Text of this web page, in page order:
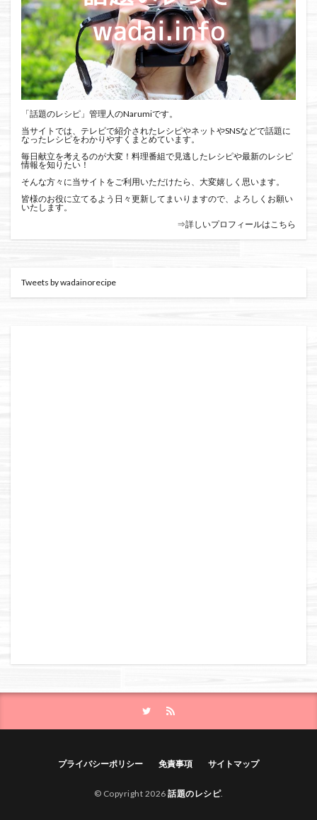
「話題のレシピ」管理人のNarumiです。
当サイトでは、テレビで紹介されたレシピやネットやSNSなどで話題に
なったレシピをわかりやすくまとめています。
毎日献立を考えるのが大変！料理番組で見逃したレシピや最新のレシピ
情報を知りたい！
そんな方々に当サイトをご利用いただけたら、大変嬉しく思います。
皆様のお役に立てるよう日々更新してまいりますので、よろしくお願い
いたします。
⇒詳しいプロフィールはこちら
Tweets by wadainorecipe
プライバシーポリシー 免責事項 サイトマップ
© Copyright 2026 話題のレシピ.